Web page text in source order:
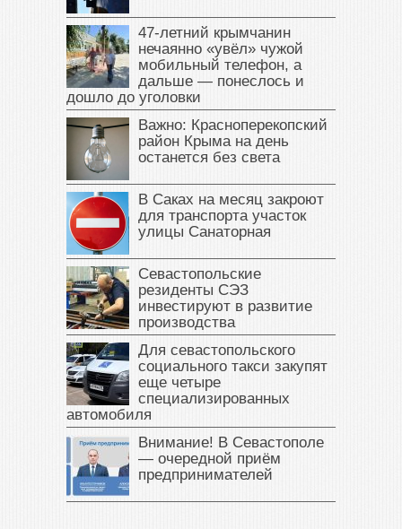
47‑летний крымчанин
нечаянно «увёл» чужой
мобильный телефон, а
дальше — понеслось и
дошло до уголовки
Важно: Красноперекопский
район Крыма на день
останется без света
В Саках на месяц закроют
для транспорта участок
улицы Санаторная
Севастопольские
резиденты СЭЗ
инвестируют в развитие
производства
Для севастопольского
социального такси закупят
еще четыре
специализированных
автомобиля
Внимание! В Севастополе
— очередной приём
предпринимателей